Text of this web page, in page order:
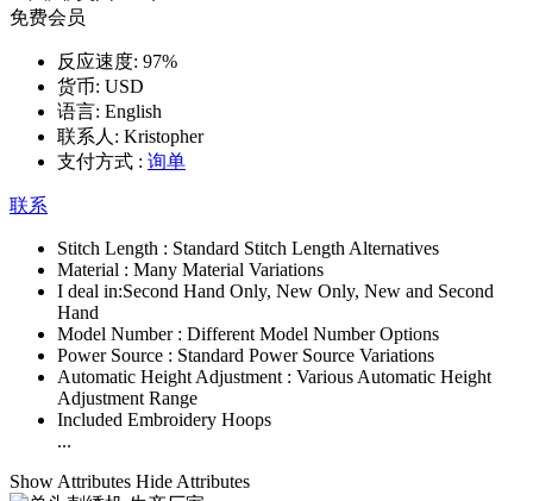
免费会员
反应速度: 97%
货币: USD
语言: English
联系人: Kristopher
支付方式 : 询单
联系
Stitch Length : Standard Stitch Length Alternatives
Material : Many Material Variations
I deal in:Second Hand Only, New Only, New and Second
Hand
Model Number : Different Model Number Options
Power Source : Standard Power Source Variations
Automatic Height Adjustment : Various Automatic Height
Adjustment Range
Included Embroidery Hoops
...
Show Attributes Hide Attributes